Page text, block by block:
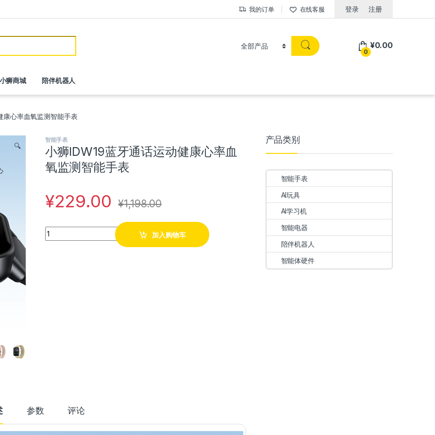
我的订单 在线客服 登录 注册
0
¥0.00
狮商城 陪伴机器人
康心率血氧监测智能手表
🔍
智能手表
小狮IDW19蓝牙通话运动健康心率血
氧监测智能手表
¥229.00 ¥1,198.00
Quantity
加入购物车
参数 评论
产品类别
智能手表
AI玩具
AI学习机
智能电器
陪伴机器人
智能体硬件